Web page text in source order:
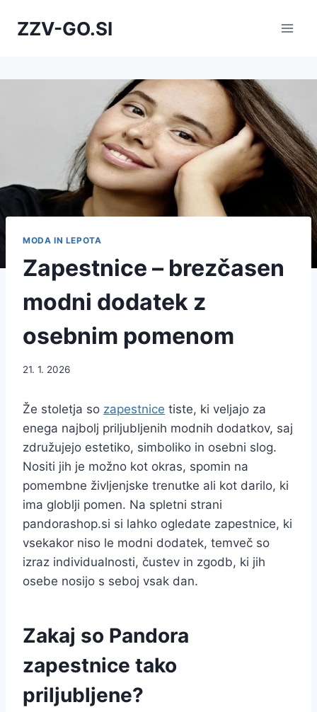
ZZV-GO.SI
MODA IN LEPOTA
Zapestnice – brezčasen
modni dodatek z
osebnim pomenom
21. 1. 2026
Že stoletja so zapestnice tiste, ki veljajo za
enega najbolj priljubljenih modnih dodatkov, saj
združujejo estetiko, simboliko in osebni slog.
Nositi jih je možno kot okras, spomin na
pomembne življenjske trenutke ali kot darilo, ki
ima globlji pomen. Na spletni strani
pandorashop.si si lahko ogledate zapestnice, ki
vsekakor niso le modni dodatek, temveč so
izraz individualnosti, čustev in zgodb, ki jih
osebe nosijo s seboj vsak dan.
Zakaj so Pandora
zapestnice tako
priljubljene?